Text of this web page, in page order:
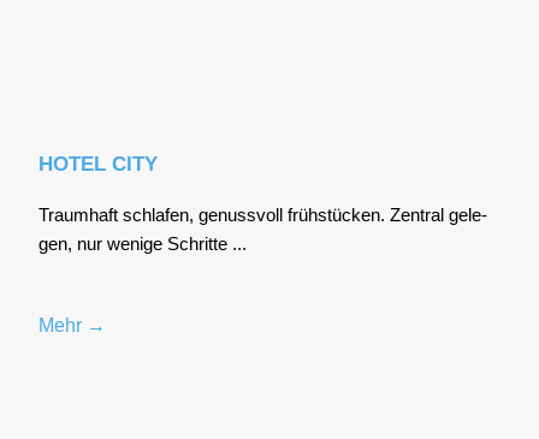
HOTEL CITY
Traum­haft schla­fen, genuss­voll früh­stü­cken. Zen­tral gele­
gen, nur weni­ge Schrit­te ...
Mehr →